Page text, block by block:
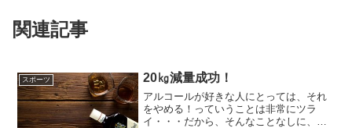
関連記事
スポーツ 20㎏減量成功！
アルコールが好きな人にとっては、それ
をやめる！っていうことは非常にツラ
イ・・・だから、そんなことなしに、体